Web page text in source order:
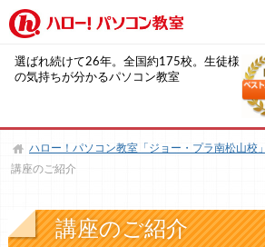
選ばれ続けて26年。全国約175校。生徒様
の気持ちが分かるパソコン教室
ハロー！パソコン教室「ジョー・プラ南松山校」
講座のご紹介
講座のご紹介